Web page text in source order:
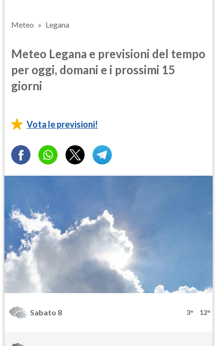
Meteo Legana
Meteo Legana e previsioni del tempo
per oggi, domani e i prossimi 15
giorni
Vota le previsioni!
Sabato 8 3° 12°